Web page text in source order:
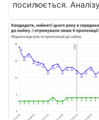
посилюється.